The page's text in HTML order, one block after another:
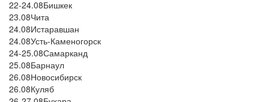
22-24.08Бишкек
23.08Чита
24.08Истаравшан
24.08Усть-Каменогорск
24-25.08Самарканд
25.08Барнаул
26.08Новосибирск
26.08Куляб